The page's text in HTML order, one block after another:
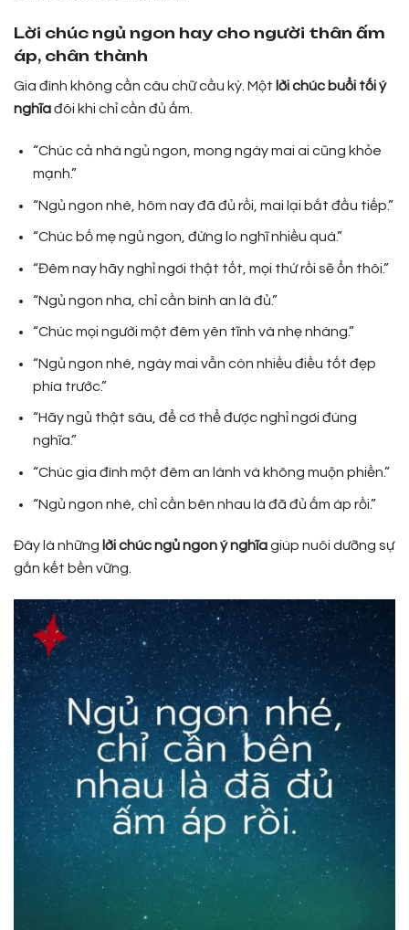
Lời chúc ngủ ngon hay cho người thân ấm
áp, chân thành
Gia đình không cần câu chữ cầu kỳ. Một lời chúc buổi tối ý
nghĩađôi khi chỉ cần đủ ấm.
“Chúc cả nhà ngủ ngon, mong ngày mai ai cũng khỏe
mạnh.”
“Ngủ ngon nhé, hôm nay đã đủ rồi, mai lại bắt đầu tiếp.”
“Chúc bố mẹ ngủ ngon, đừng lo nghĩ nhiều quá.”
“Đêm nay hãy nghỉ ngơi thật tốt, mọi thứ rồi sẽ ổn thôi.”
“Ngủ ngon nha, chỉ cần bình an là đủ.”
“Chúc mọi người một đêm yên tĩnh và nhẹ nhàng.”
“Ngủ ngon nhé, ngày mai vẫn còn nhiều điều tốt đẹp
phía trước.”
“Hãy ngủ thật sâu, để cơ thể được nghỉ ngơi đúng
nghĩa.”
“Chúc gia đình một đêm an lành và không muộn phiền.”
“Ngủ ngon nhé, chỉ cần bên nhau là đã đủ ấm áp rồi.”
Đây là những lời chúc ngủ ngon ý nghĩagiúp nuôi dưỡng sự
gắn kết bền vững.